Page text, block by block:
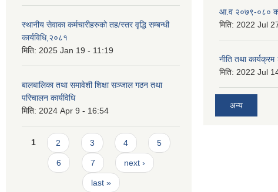
स्थानीय सेवाका कर्मचारीहरुको तह/स्तर वृद्धि सम्बन्धी
कार्यविधि,२०८१
मिति: 2025 Jan 19 - 11:19
बालबालिका तथा समावेशी शिक्षा सञ्जाल गठन तथा
परिचालन कार्यविधि
मिति: 2024 Apr 9 - 16:54
Pages
1 2 3 4 5
6 7 next ›
last »
आ.व २०७९-०८० को
मिति: 2022 Jul
नीति तथा
मिति: 2022 Jul
अन्य